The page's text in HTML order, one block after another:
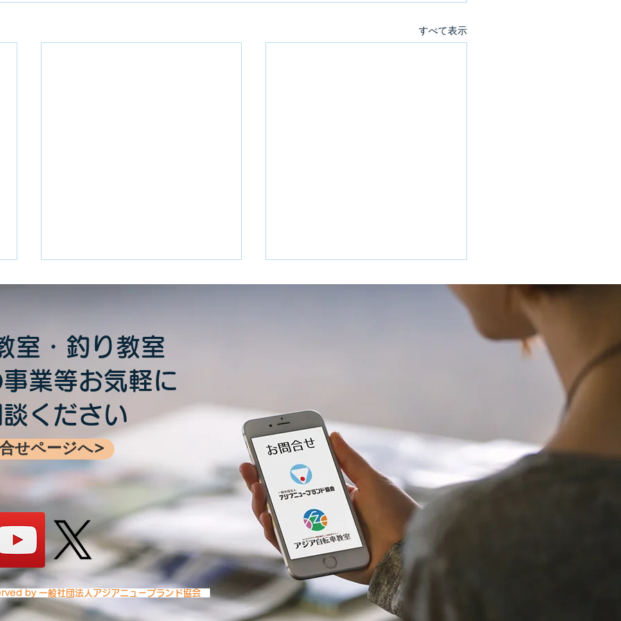
すべて表示
【受付終了】2026年6月大阪
出張教室開催！
タート～ちょっとやらせみた
い～を応援します！
室・釣り教室
業等お気軽に
ください
せページへ>
by 一般社団法人アジアニューブランド協会